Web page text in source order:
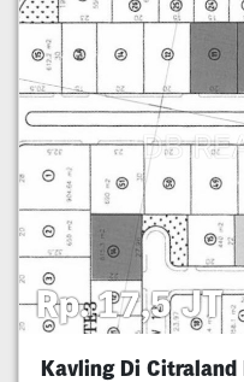
Rp. 17,5 JT
Kavling Di Citraland